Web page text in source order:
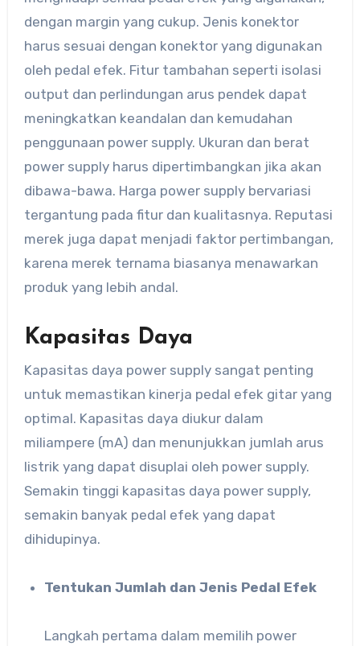
dengan margin yang cukup. Jenis konektor
harus sesuai dengan konektor yang digunakan
oleh pedal efek. Fitur tambahan seperti isolasi
output dan perlindungan arus pendek dapat
meningkatkan keandalan dan kemudahan
penggunaan power supply. Ukuran dan berat
power supply harus dipertimbangkan jika akan
dibawa-bawa. Harga power supply bervariasi
tergantung pada fitur dan kualitasnya. Reputasi
merek juga dapat menjadi faktor pertimbangan,
karena merek ternama biasanya menawarkan
produk yang lebih andal.
Kapasitas Daya
Kapasitas daya power supply sangat penting
untuk memastikan kinerja pedal efek gitar yang
optimal. Kapasitas daya diukur dalam
miliampere (mA) dan menunjukkan jumlah arus
listrik yang dapat disuplai oleh power supply.
Semakin tinggi kapasitas daya power supply,
semakin banyak pedal efek yang dapat
dihidupinya.
Tentukan Jumlah dan Jenis Pedal Efek
Langkah pertama dalam memilih power